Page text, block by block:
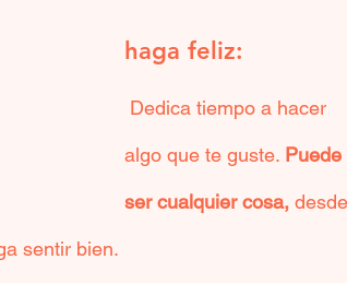
haga feliz:
algo que te guste. Puede
ser cualquier cosa,
sentir bien.